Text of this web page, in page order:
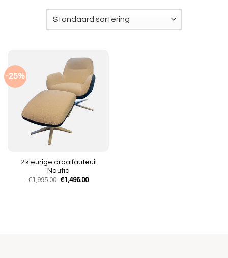
-25%
2 kleurige draaifauteuil
Nautic
€1,995.00 Oorspronkelijke
€1,496.00Huidige